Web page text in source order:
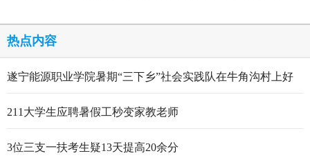
热点内容
遂宁能源职业学院暑期“三下乡”社会实践队在牛角沟村上好
211大学生应聘暑假工秒变家教老师
3位三支一扶考生疑13天提高20余分